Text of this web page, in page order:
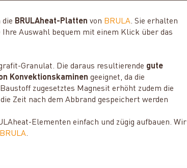
die BRULAheat-Platten von BRULA. Sie erhalten
Ihre Auswahl bequem mit einem Klick über das
Granulat. Die daraus resultierende gute
Konvektionskaminen geeignet, da die
zugesetztes Magnesit erhöht zudem die
Zeit nach dem Abbrand gespeichert werden
Elementen einfach und zügig aufbauen. Wir
.